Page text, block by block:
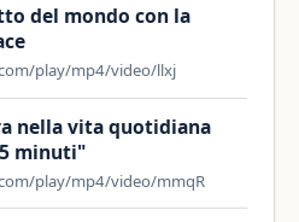
del mondo con la
play/mp4/video/llxj
nella vita quotidiana
minuti"
play/mp4/video/mmqR